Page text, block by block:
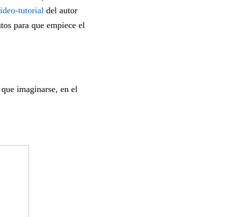
tutorial del autor
para que empiece el
imaginarse, en el